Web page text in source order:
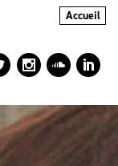
Accueil